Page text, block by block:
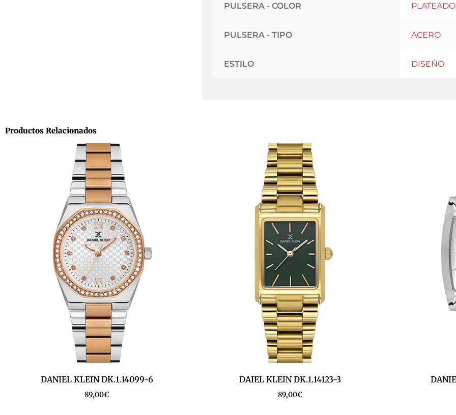
PULSERA - COLOR PLATEADO
PULSERA - TIPO ACERO
ESTILO DISEÑO
Productos Relacionados
DANIEL KLEIN DK.1.14099-6
89,00€
DAIEL KLEIN DK.1.14123-3
89,00€